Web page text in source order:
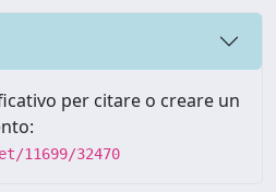
per citare o creare un
11699/32470